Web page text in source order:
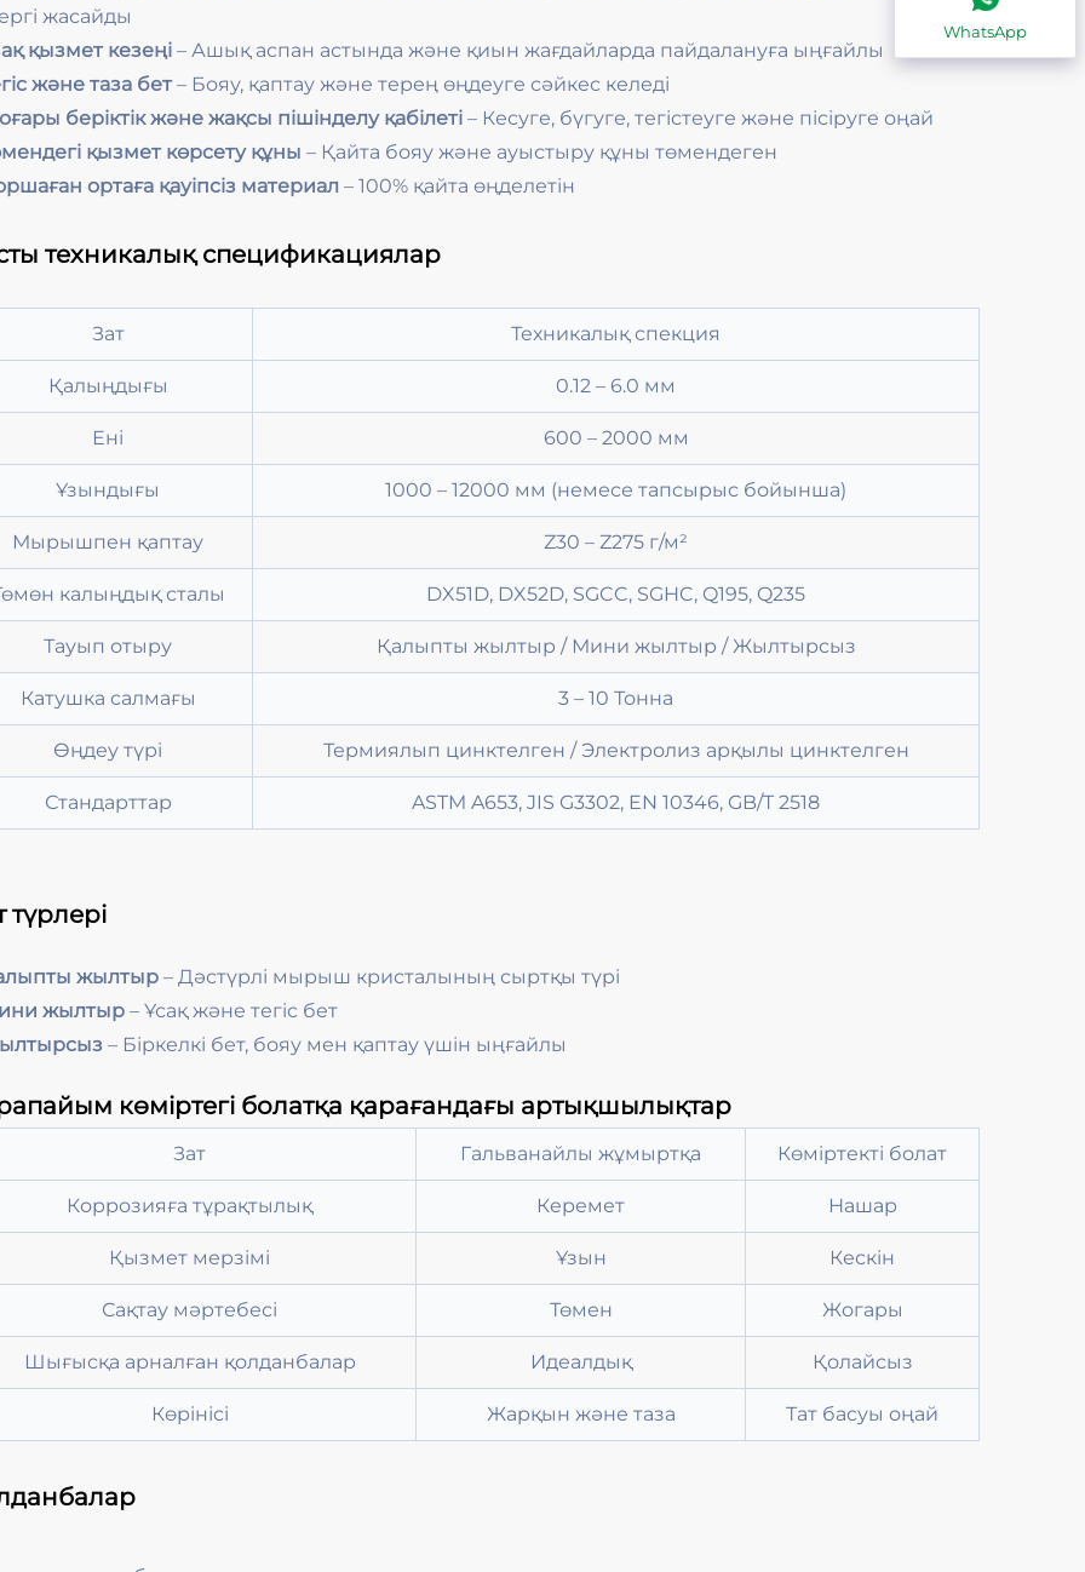
жасайды
қызмет кезеңі – Ашық аспан астында және қиын жағдайларда пайдалануға ыңғайлы
және таза бет– Бояу, қаптау және терең өңдеуге сәйкес келеді
беріктік және жақсы пішінделу қабілеті – Кесуге, бүгуге, тегістеуге және пісіруге оңай
қызмет көрсету құны – Қайта бояу және ауыстыру құны төмендеген
ортаға қауіпсіз материал – 100% қайта өңделетін
техникалық спецификациялар
Зат Техникалық спекция
Қалыңдығы 0.12 – 6.0 мм
Ені 600 – 2000 мм
Ұзындығы 1000 – 12000 мм (немесе тапсырыс бойынша)
Мырышпен қаптау Z30 – Z275 г/м²
калыңдық сталы DX51D, DX52D, SGCC, SGHC, Q195, Q235
Тауып отыру Қалыпты жылтыр / Мини жылтыр / Жылтырсыз
Катушка салмағы 3 – 10 Тонна
Өңдеу түрі Термиялып цинктелген / Электролиз арқылы цинктелген
Стандарттар ASTM A653, JIS G3302, EN 10346, GB/T 2518
түрлері
жылтыр – Дәстүрлі мырыш кристалының сыртқы түрі
жылтыр – Ұсақ және тегіс бет
– Біркелкі бет, бояу мен қаптау үшін ыңғайлы
көміртегі болатқа қарағандағы артықшылықтар
Зат Гальванайлы жұмыртқа Көміртекті болат
Коррозияға тұрақтылық Керемет Нашар
Қызмет мерзімі Ұзын Кескін
Сақтау мәртебесі Төмен Жогары
Шығысқа арналған қолданбалар Идеалдық Қолайсыз
Көрінісі Жарқын және таза Тат басуы оңай
WhatsApp